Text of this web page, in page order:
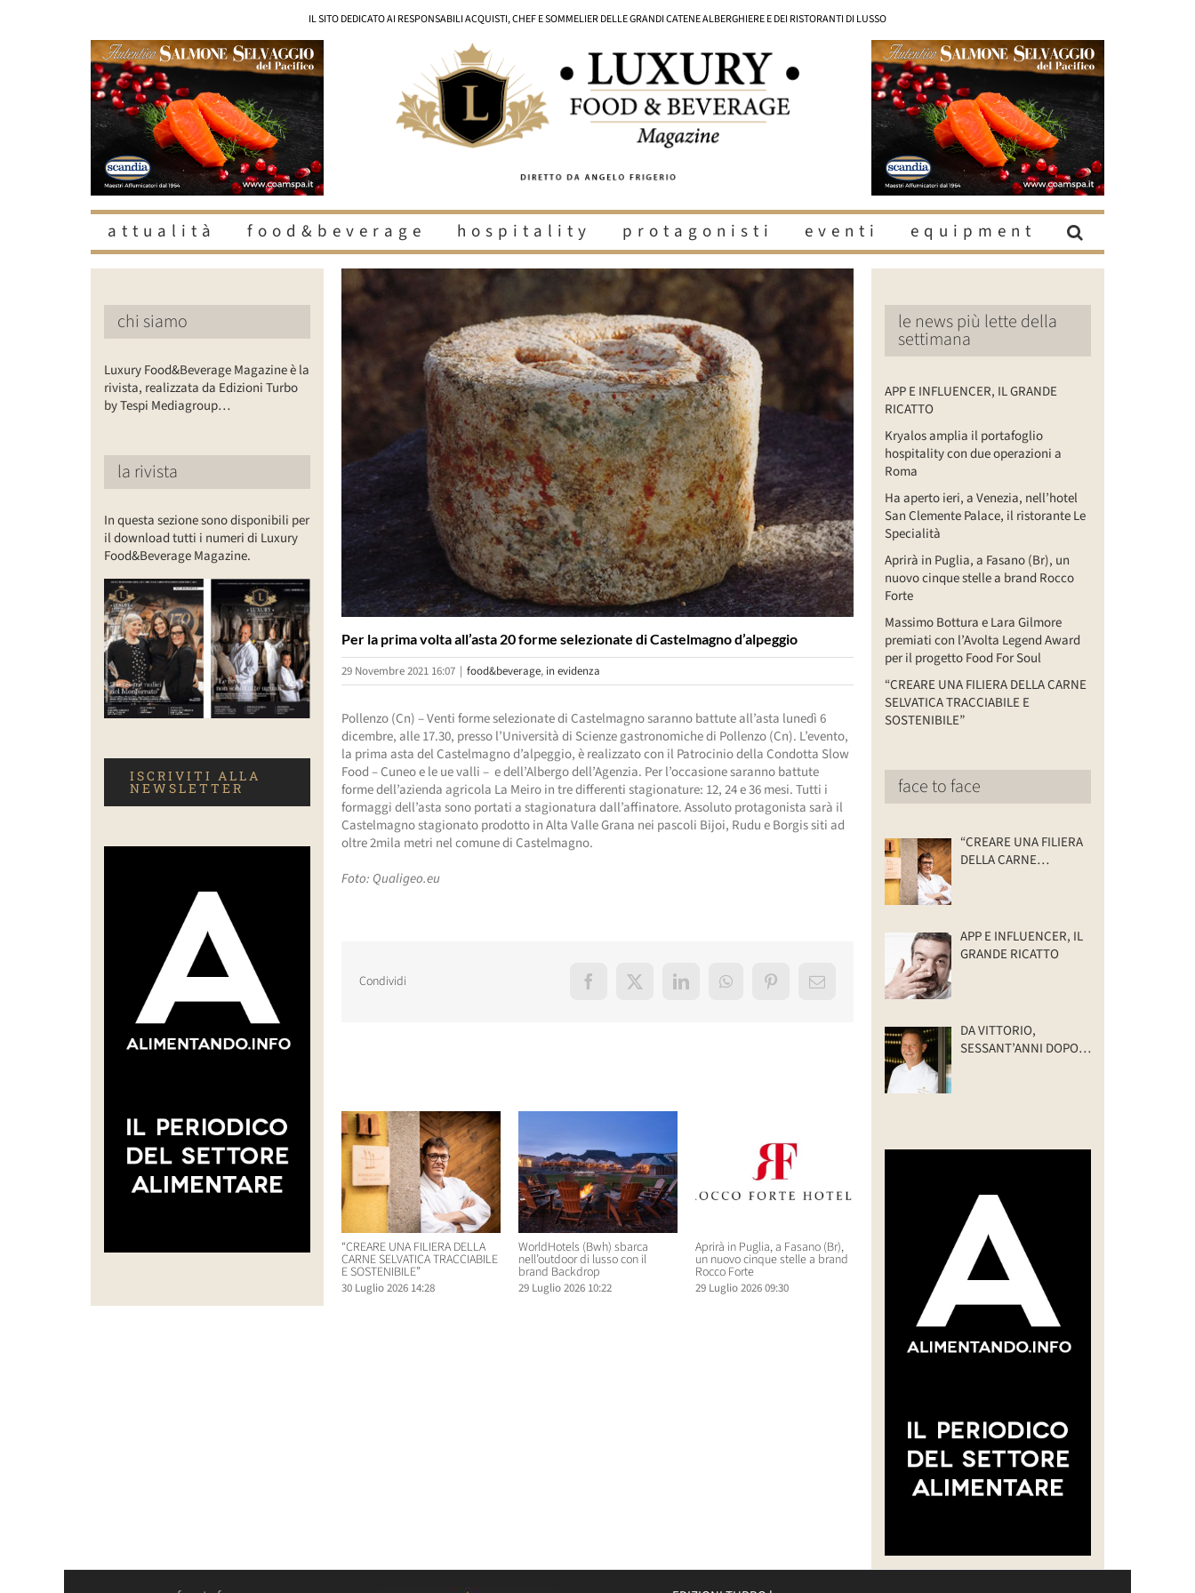
IL SITO DEDICATO AI RESPONSABILI ACQUISTI, CHEF E SOMMELIER DELLE GRANDI CATENE ALBERGHIERE E DEI RISTORANTI DI LUSSO
attualità food&beverage hospitality protagonisti eventi equipment
Ingrandisci
immagine
Per la prima volta all’asta 20 forme selezionate di Castelmagno d’alpeggio
29 Novembre 2021 16:07 | food&beverage, in evidenza
Pollenzo (Cn) – Venti forme selezionate di Castelmagno saranno battute all’asta lunedì 6
dicembre, alle 17.30, presso l’Università di Scienze gastronomiche di Pollenzo (Cn). L’evento,
la prima asta del Castelmagno d’alpeggio, è realizzato con il Patrocinio della Condotta Slow
Food – Cuneo e le ue valli – e dell’Albergo dell’Agenzia. Per l’occasione saranno battute
forme dell’azienda agricola La Meiro in tre differenti stagionature: 12, 24 e 36 mesi. Tutti i
formaggi dell’asta sono portati a stagionatura dall’affinatore. Assoluto protagonista sarà il
Castelmagno stagionato prodotto in Alta Valle Grana nei pascoli Bijoi, Rudu e Borgis siti ad
oltre 2mila metri nel comune di Castelmagno.
Foto: Qualigeo.eu
Condividi Facebook
X LinkedInWhatsAppPinterestEmail
“CREARE UNA FILIERA DELLA
CARNE SELVATICA TRACCIABILE
E SOSTENIBILE”
30 Luglio 2026 14:28
WorldHotels (Bwh) sbarca
nell’outdoor di lusso con il
brand Backdrop
29 Luglio 2026 10:22
Aprirà in Puglia, a Fasano (Br),
un nuovo cinque stelle a brand
Rocco Forte
29 Luglio 2026 09:30
“CREARE UNA FILIERA DELLA
CARNE SELVATICA TRACCIABILE
E SOSTENIBILE”
30 Luglio 2026 14:28
chi siamo
Luxury Food&Beverage Magazine è la
rivista, realizzata da Edizioni Turbo
by Tespi Mediagroup…
la rivista
In questa sezione sono disponibili per
il download tutti i numeri di Luxury
Food&Beverage Magazine.
ISCRIVITI ALLA
NEWSLETTER
le news più lette della
settimana
APP E INFLUENCER, IL GRANDE
RICATTO
Kryalos amplia il portafoglio
hospitality con due operazioni a
Roma
Ha aperto ieri, a Venezia, nell’hotel
San Clemente Palace, il ristorante Le
Specialità
Aprirà in Puglia, a Fasano (Br), un
nuovo cinque stelle a brand Rocco
Forte
Massimo Bottura e Lara Gilmore
premiati con l’Avolta Legend Award
per il progetto Food For Soul
“CREARE UNA FILIERA DELLA CARNE
SELVATICA TRACCIABILE E
SOSTENIBILE”
face to face
“CREARE UNA FILIERA
DELLA CARNE
APP E INFLUENCER, IL
GRANDE RICATTO
DA VITTORIO,
SESSANT’ANNI DOPO: